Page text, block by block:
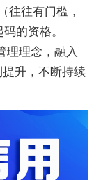
往往有门槛，
的资格。
理理念，融入
升，不断持续